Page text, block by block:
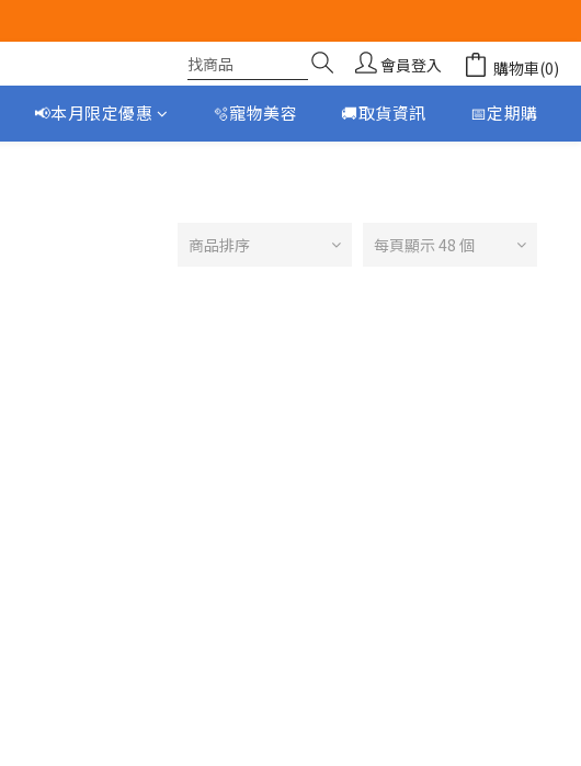
會員登入 購物車(0)
📢本月限定優惠 🫧寵物美容 🚚取貨資訊 📅定期購
商品排序 每頁顯示 48 個